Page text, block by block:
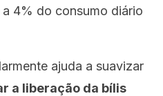
4% do consumo diário
ajuda a suavizar
a liberação da bílis